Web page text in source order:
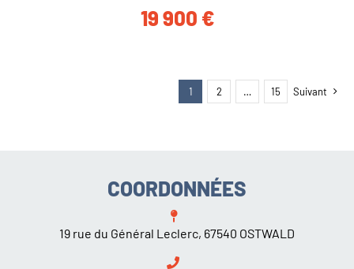
19 900 €
1 2 … 15 Suivant
COORDONNÉES
19 rue du Général Leclerc, 67540 OSTWALD